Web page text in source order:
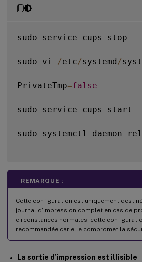
sudo service cups stop
sudo vi /etc/systemd /
PrivateTmp=false
sudo service cups start
sudo systemctl daemon -
REMARQUE :
Cette configuration est uniquement
journal d’impression complet en cas de
circonstances normales, cette
recommandée car elle compromet la
La sortie d’impression est illisible